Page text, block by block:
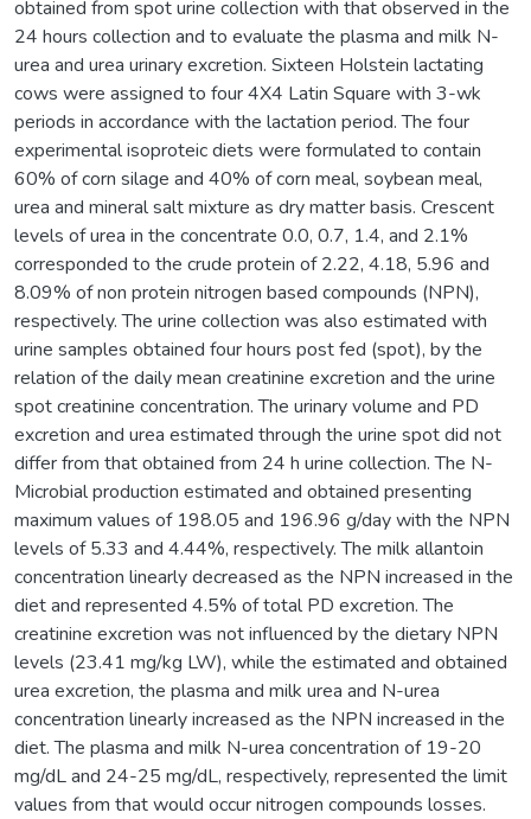
obtained from spot urine collection with that observed in the
24 hours collection and to evaluate the plasma and milk N-
urea and urea urinary excretion. Sixteen Holstein lactating
cows were assigned to four 4X4 Latin Square with 3-wk
periods in accordance with the lactation period. The four
experimental isoproteic diets were formulated to contain
60% of corn silage and 40% of corn meal, soybean meal,
urea and mineral salt mixture as dry matter basis. Crescent
levels of urea in the concentrate 0.0, 0.7, 1.4, and 2.1%
corresponded to the crude protein of 2.22, 4.18, 5.96 and
8.09% of non protein nitrogen based compounds (NPN),
respectively. The urine collection was also estimated with
urine samples obtained four hours post fed (spot), by the
relation of the daily mean creatinine excretion and the urine
spot creatinine concentration. The urinary volume and PD
excretion and urea estimated through the urine spot did not
differ from that obtained from 24 h urine collection. The N-
Microbial production estimated and obtained presenting
maximum values of 198.05 and 196.96 g/day with the NPN
levels of 5.33 and 4.44%, respectively. The milk allantoin
concentration linearly decreased as the NPN increased in the
diet and represented 4.5% of total PD excretion. The
creatinine excretion was not influenced by the dietary NPN
levels (23.41 mg/kg LW), while the estimated and obtained
urea excretion, the plasma and milk urea and N-urea
concentration linearly increased as the NPN increased in the
diet. The plasma and milk N-urea concentration of 19-20
mg/dL and 24-25 mg/dL, respectively, represented the limit
values from that would occur nitrogen compounds losses.